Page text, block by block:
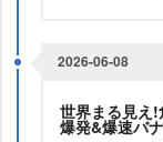
2026-06-08
世界まる見え
爆発&爆速バ